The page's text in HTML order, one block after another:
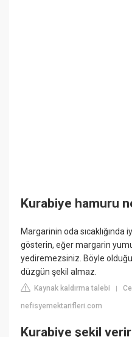
Kurabiye hamuru
Margarinin oda sıcaklığında
gösterin, eğer margarin
yediremezsiniz. Böyle
düzgün şekil almaz.
Kaynak kaldırma talebi |
nefisyemektarifleri.com
Kurabiye şekil